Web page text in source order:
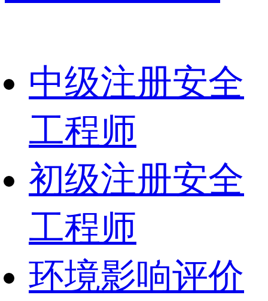
中级注册安全
工程师
初级注册安全
工程师
环境影响评价